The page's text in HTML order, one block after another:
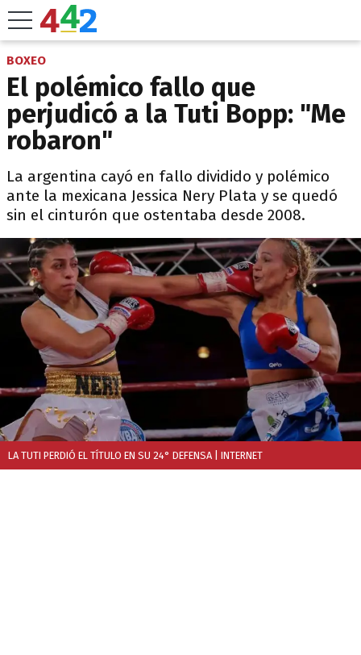
BOXEO
El polémico fallo que
perjudicó a la Tuti Bopp: "Me
robaron"
La argentina cayó en fallo dividido y polémico
ante la mexicana Jessica Nery Plata y se quedó
sin el cinturón que ostentaba desde 2008.
LA TUTI PERDIÓ EL TÍTULO EN SU 24° DEFENSA | INTERNET